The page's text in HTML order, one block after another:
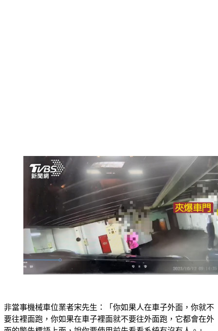
要往裡面跑，你如果在車子裡面就不要往外面跑，它都會在外
面的警告標語上面，說你要使用前先看看系統有沒有人。」